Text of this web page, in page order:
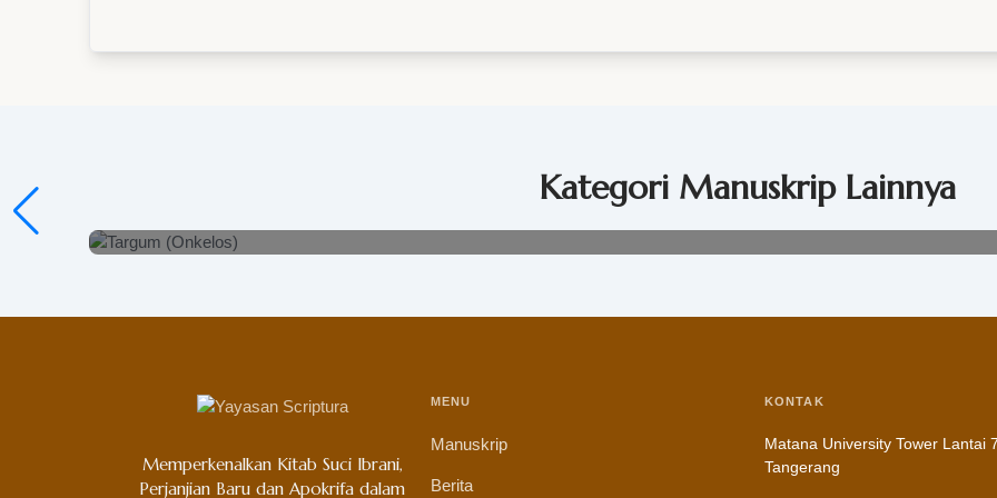
Kategori Manuskrip Lainnya
Targum (Onkelos)
Memperkenalkan Kitab Suci Ibrani,
Perjanjian Baru dan Apokrifa dalam
MENU
Manuskrip
Berita
KONTAK
Matana University Tower Lantai 7,
Tangerang